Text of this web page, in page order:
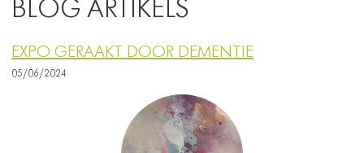
BLOG ARTIKELS
EXPO GERAAKT DOOR DEMENTIE
05/06/2024